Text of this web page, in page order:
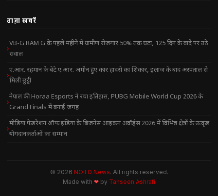
ताज़ा खबरें
VB-G RAM G के पहले महीने में ग्रामीण रोजगार 50% तक घटा, 125 दिन के वादे पर उठे
सवाल
ए.आर. रहमान के बेटे ए.आर. अमीन हुए कार हादसे का शिकार, इलाज के बाद अस्पताल से
मिली छुट्टी
नेपाल की Horaa Esports ने रचा इतिहास, PUBG Mobile World Cup 2026 के
Grand Finals में बनाई जगह
मीडिया फेडरेशन ऑफ इंडिया के बिजनेस आइकन अवॉर्ड्स 2026 में विभिन्न क्षेत्रों के उत्कृष्ट
योगदानकर्ताओं का सम्मान
© 2026 NOTD News. All rights reserved.
Made with ❤ by Tahseen Ashrafi